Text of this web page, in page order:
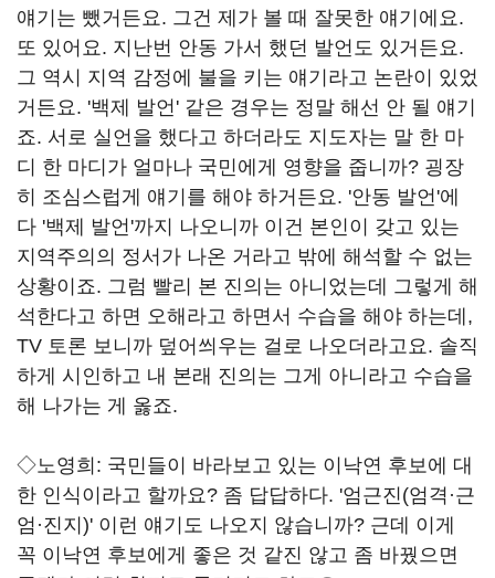
얘기는 뺐거든요. 그건 제가 볼 때 잘못한 얘기에요.
또 있어요. 지난번 안동 가서 했던 발언도 있거든요.
그 역시 지역 감정에 불을 키는 얘기라고 논란이 있었
거든요. '백제 발언' 같은 경우는 정말 해선 안 될 얘기
죠. 서로 실언을 했다고 하더라도 지도자는 말 한 마
디 한 마디가 얼마나 국민에게 영향을 줍니까? 굉장
히 조심스럽게 얘기를 해야 하거든요. '안동 발언'에
다 '백제 발언'까지 나오니까 이건 본인이 갖고 있는
지역주의의 정서가 나온 거라고 밖에 해석할 수 없는
상황이죠. 그럼 빨리 본 진의는 아니었는데 그렇게 해
석한다고 하면 오해라고 하면서 수습을 해야 하는데,
TV 토론 보니까 덮어씌우는 걸로 나오더라고요. 솔직
하게 시인하고 내 본래 진의는 그게 아니라고 수습을
해 나가는 게 옳죠.
◇노영희: 국민들이 바라보고 있는 이낙연 후보에 대
한 인식이라고 할까요? 좀 답답하다. '엄근진(엄격·근
엄·진지)' 이런 얘기도 나오지 않습니까? 근데 이게
꼭 이낙연 후보에게 좋은 것 같진 않고 좀 바꿨으면